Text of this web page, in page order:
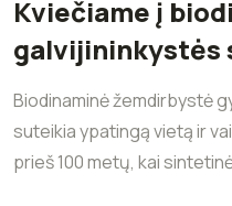
Kviečiame į
galvijininkystės
Biodinaminė žemdirbystė
suteikia ypatingą vietą ir
prieš 100 metų, kai